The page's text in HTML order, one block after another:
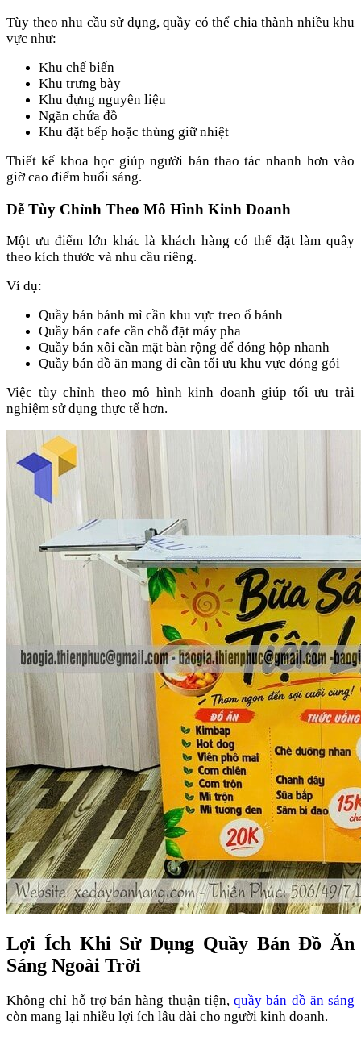
Tùy theo nhu cầu sử dụng, quầy có thể chia thành nhiều khu
vực như:
Khu chế biến
Khu trưng bày
Khu đựng nguyên liệu
Ngăn chứa đồ
Khu đặt bếp hoặc thùng giữ nhiệt
Thiết kế khoa học giúp người bán thao tác nhanh hơn vào
giờ cao điểm buổi sáng.
Dễ Tùy Chỉnh Theo Mô Hình Kinh Doanh
Một ưu điểm lớn khác là khách hàng có thể đặt làm quầy
theo kích thước và nhu cầu riêng.
Ví dụ:
Quầy bán bánh mì cần khu vực treo ổ bánh
Quầy bán cafe cần chỗ đặt máy pha
Quầy bán xôi cần mặt bàn rộng để đóng hộp nhanh
Quầy bán đồ ăn mang đi cần tối ưu khu vực đóng gói
Việc tùy chỉnh theo mô hình kinh doanh giúp tối ưu trải
nghiệm sử dụng thực tế hơn.
Lợi Ích Khi Sử Dụng Quầy Bán Đồ Ăn
Sáng Ngoài Trời
Không chỉ hỗ trợ bán hàng thuận tiện, quầy bán đồ ăn sáng
còn mang lại nhiều lợi ích lâu dài cho người kinh doanh.